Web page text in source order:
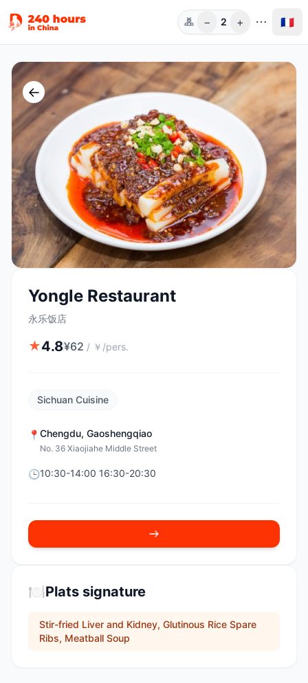
Pers.
− 2 + 🇫🇷
←
Yongle Restaurant
永乐饭店
★4.8¥62 / ￥/pers.
Sichuan Cuisine
📍 Chengdu, Gaoshengqiao
No. 36 Xiaojiahe Middle Street
🕒10:30-14:00 16:30-20:30
🍽️Plats signature
Stir-fried Liver and Kidney, Glutinous Rice Spare
Ribs, Meatball Soup